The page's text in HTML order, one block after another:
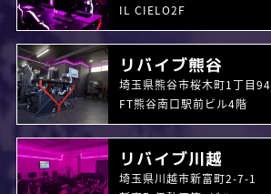
IL CIELO2F
リバイブ熊谷
埼玉県熊谷市桜木町1丁目94
FT熊谷南口駅前ビル4階
リバイブ川越
埼玉県川越市新富町2-7-1